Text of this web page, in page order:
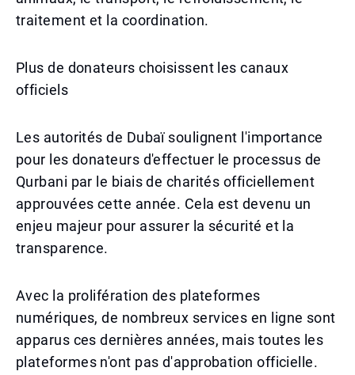
traitement et la coordination.
Plus de donateurs choisissent les canaux
officiels
Les autorités de Dubaï soulignent l'importance
pour les donateurs d'effectuer le processus de
Qurbani par le biais de charités officiellement
approuvées cette année. Cela est devenu un
enjeu majeur pour assurer la sécurité et la
transparence.
Avec la prolifération des plateformes
numériques, de nombreux services en ligne sont
apparus ces dernières années, mais toutes les
plateformes n'ont pas d'approbation officielle.